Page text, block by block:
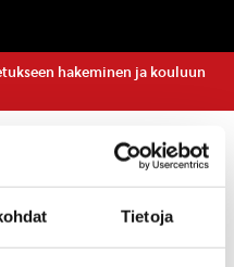
Tietoja
hakeminen ja kouluun
,VARHAISKASVATUS